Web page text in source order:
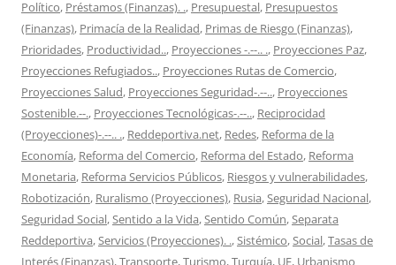
Político, Préstamos (Finanzas). ., Presupuestal, Presupuestos
(Finanzas), Primacía de la Realidad, Primas de Riesgo (Finanzas),
Prioridades, Productividad.., Proyecciones -.--.. ., Proyecciones Paz,
Proyecciones Refugiados.., Proyecciones Rutas de Comercio,
Proyecciones Salud, Proyecciones Seguridad-.--.., Proyecciones
Sostenible.--., Proyecciones Tecnológicas-.--.., Reciprocidad
(Proyecciones)-.--.. ., Reddeportiva.net, Redes, Reforma de la
Economía, Reforma del Comercio, Reforma del Estado, Reforma
Monetaria, Reforma Servicios Públicos, Riesgos y vulnerabilidades,
Robotización, Ruralismo (Proyecciones), Rusia,Seguridad Nacional,
Seguridad Social,Sentido a la Vida,Sentido Común,Separata
Reddeportiva,Servicios (Proyecciones). .,Sistémico,Social,Tasas de
Interés (Finanzas),Transporte,Turismo,Turquía, UE, Urbanismo